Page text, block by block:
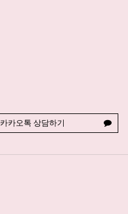
카카오톡 상담하기